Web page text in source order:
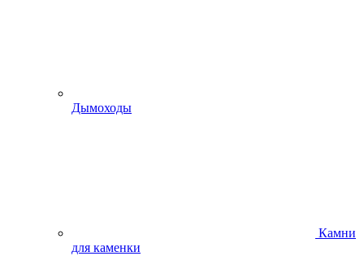
Дымоходы
Камни
для каменки